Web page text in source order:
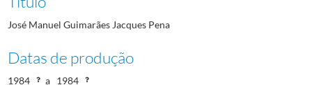
José Manuel Guimarães Jacques Pena
Datas de produção
1984 a 1984